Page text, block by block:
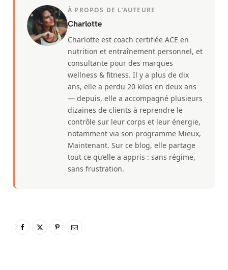
À PROPOS DE L’AUTEURE
Charlotte
Charlotte est coach certifiée ACE en
nutrition et entraînement personnel, et
consultante pour des marques
wellness & fitness. Il y a plus de dix
ans, elle a perdu 20 kilos en deux ans
— depuis, elle a accompagné plusieurs
dizaines de clients à reprendre le
contrôle sur leur corps et leur énergie,
notamment via son programme Mieux,
Maintenant. Sur ce blog, elle partage
tout ce qu’elle a appris : sans régime,
sans frustration.